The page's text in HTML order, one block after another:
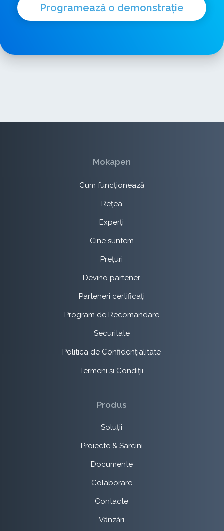
Programează o demonstrație
Mokapen
Cum funcționează
Rețea
Experți
Cine suntem
Prețuri
Devino partener
Parteneri certificați
Program de Recomandare
Securitate
Politica de Confidențialitate
Termeni și Condiții
Produs
Soluții
Proiecte & Sarcini
Documente
Colaborare
Contacte
Vânzări